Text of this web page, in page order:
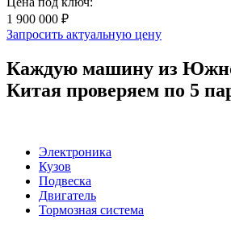
1 900 000 ₽
Запросить актуальную цену
Каждую машину из
Китая проверяем по 5
Электроника
Кузов
Подвеска
Двигатель
Тормозная система